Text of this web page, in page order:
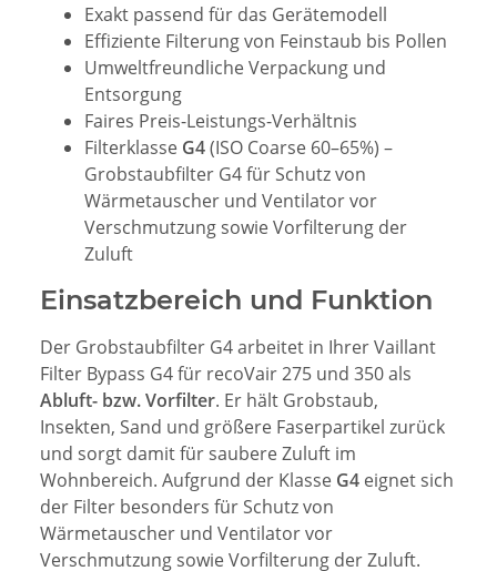
Exakt passend für das Gerätemodell
Effiziente Filterung von Feinstaub bis Pollen
Umweltfreundliche Verpackung und
Entsorgung
Faires Preis-Leistungs-Verhältnis
Filterklasse G4(ISO Coarse 60–65%) –
Grobstaubfilter G4 für Schutz von
Wärmetauscher und Ventilator vor
Verschmutzung sowie Vorfilterung der
Zuluft
Einsatzbereich und Funktion
Der Grobstaubfilter G4 arbeitet in Ihrer Vaillant
Filter Bypass G4 für recoVair 275 und 350 als
Abluft- bzw. Vorfilter. Er hält Grobstaub,
Insekten, Sand und größere Faserpartikel zurück
und sorgt damit für saubere Zuluft im
Wohnbereich. Aufgrund der Klasse G4 eignet sich
der Filter besonders für Schutz von
Wärmetauscher und Ventilator vor
Verschmutzung sowie Vorfilterung der Zuluft.